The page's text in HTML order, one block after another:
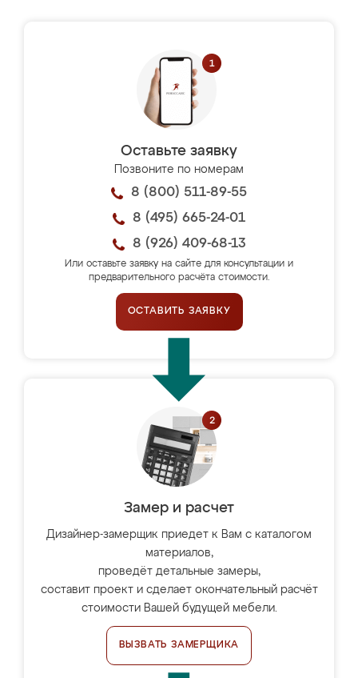
Оставьте заявку
Позвоните по номерам
8 (800) 511-89-55
8 (495) 665-24-01
8 (926) 409-68-13
Или оставьте заявку на сайте для консультации и
предварительного расчёта стоимости.
ОСТАВИТЬ ЗАЯВКУ
Замер и расчет
Дизайнер-замерщик приедет к Вам с каталогом
материалов,
проведёт детальные замеры,
составит проект и сделает окончательный расчёт
стоимости Вашей будущей мебели.
ВЫЗВАТЬ ЗАМЕРЩИКА